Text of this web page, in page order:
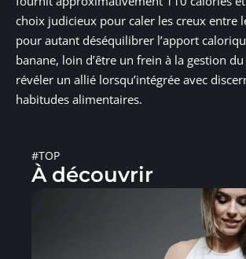
choix judicieux pour caler les creux entre
pour autant déséquilibrer l’apport
banane, loin d’être un frein à la gestion
révéler un allié lorsqu’intégrée avec
habitudes alimentaires.
#TOP
À découvrir